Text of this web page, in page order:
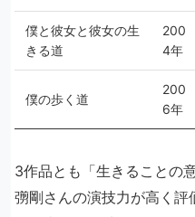
僕と彼女と彼女の生
きる道
200
4年
僕の歩く道
200
6年
3作品とも「生きることの
彅剛さんの演技力が高く評